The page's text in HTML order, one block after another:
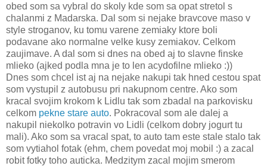
obed som sa vybral do skoly kde som sa opat stretol s
chalanmi z Madarska. Dal som si nejake bravcove maso v
style stroganov, ku tomu varene zemiaky ktore boli
podavane ako normalne velke kusy zemiakov. Celkom
zaujimave. A dal som si dnes na obed aj to slavne finske
mlieko (ajked podla mna je to len acydofilne mlieko :))
Dnes som chcel ist aj na nejake nakupi tak hned cestou spat
som vystupil z autobusu pri nakupnom centre. Ako som
kracal svojim krokom k Lidlu tak som zbadal na parkovisku
celkom pekne stare auto. Pokracoval som ale dalej a
nakupil niekolko potravin vo Lidli (celkom dobry jogurt tu
mali). Ako som sa vracal spat, to auto tam este stale stalo tak
som vytiahol fotak (ehm, chem povedat moj mobil :) a zacal
robit fotky toho auticka. Medzitym zacal mojim smerom